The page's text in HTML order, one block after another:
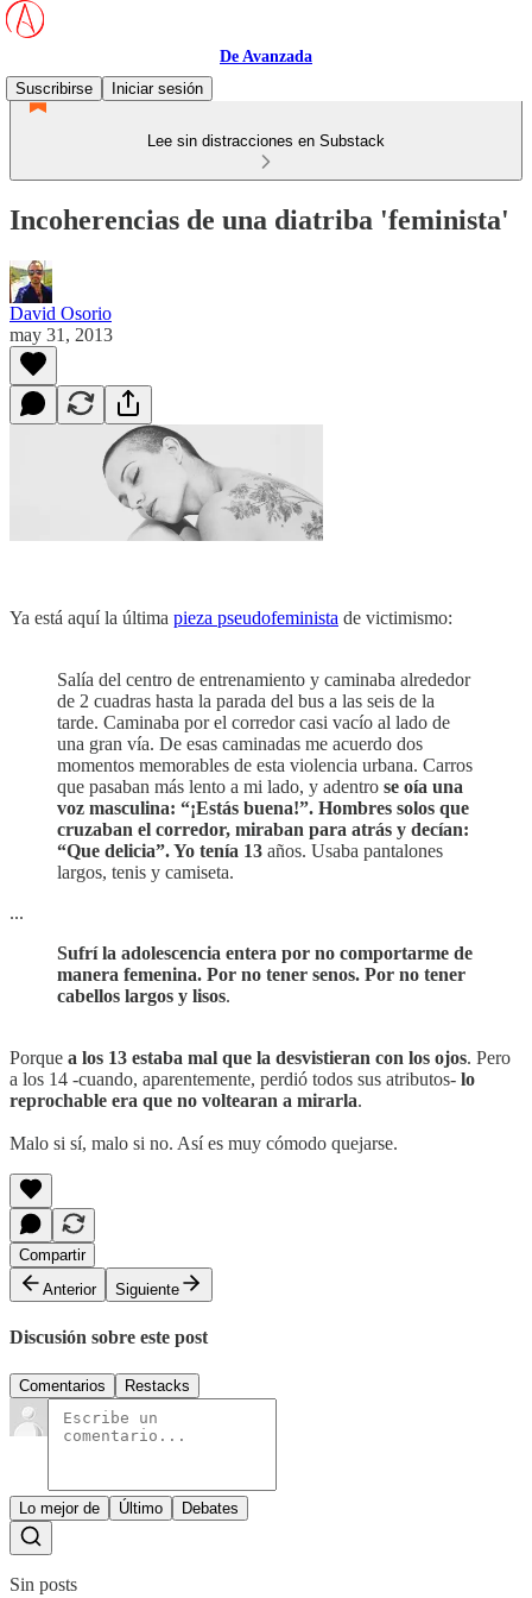
De Avanzada
Suscribirse
Iniciar sesión
Lee sin distracciones en Substack
Incoherencias de una diatriba 'feminista'
David Osorio
may 31, 2013
Ya está aquí la última pieza pseudofeminista de victimismo:
Salía del centro de entrenamiento y caminaba alrededor
de 2 cuadras hasta la parada del bus a las seis de la
tarde. Caminaba por el corredor casi vacío al lado de
una gran vía. De esas caminadas me acuerdo dos
momentos memorables de esta violencia urbana. Carros
que pasaban más lento a mi lado, y adentro se oía una
voz masculina: “¡Estás buena!”. Hombres solos que
cruzaban el corredor, miraban para atrás y decían:
“Que delicia”. Yo tenía 13 años. Usaba pantalones
largos, tenis y camiseta.
...
Sufrí la adolescencia entera por no comportarme de
manera femenina. Por no tener senos. Por no tener
cabellos largos y lisos.
Porque a los 13 estaba mal que la desvistieran con los ojos. Pero
a los 14 -cuando, aparentemente, perdió todos sus atributos- lo
reprochable era que no voltearan a mirarla.
Malo si sí, malo si no. Así es muy cómodo quejarse.
Compartir
Anterior
Siguiente
Discusión sobre este post
Comentarios Restacks
Lo mejor de Último Debates
Sin posts